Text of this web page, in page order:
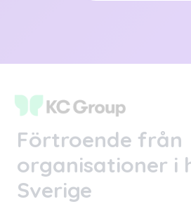
Förtroende från
organisationer i
Sverige